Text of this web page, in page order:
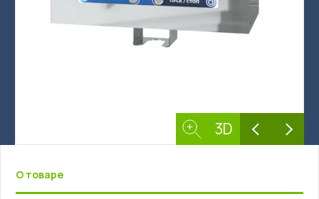
3D
О товаре